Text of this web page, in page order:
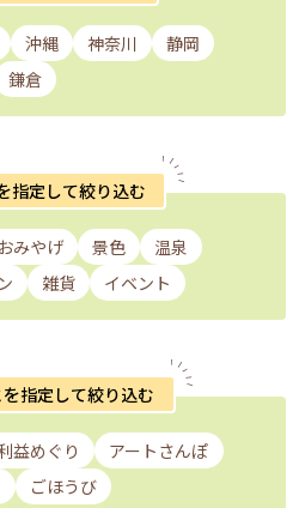
沖縄 神奈川
静岡
鎌倉
指定して絞り込む
おみやげ 景色
温泉
雑貨 イベント
指定して絞り込む
益めぐり
アートさんぽ
ごほうび